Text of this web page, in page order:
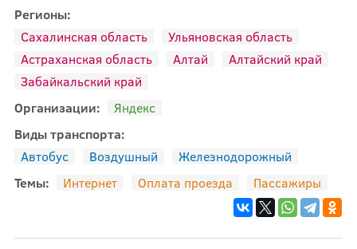
Регионы:
Сахалинская область
Ульяновская область
Астраханская область
Алтай
Алтайский край
Забайкальский край
Организации:
Яндекс
Виды транспорта:
Автобус
Воздушный
Железнодорожный
Темы:
Интернет Оплата проезда Пассажиры